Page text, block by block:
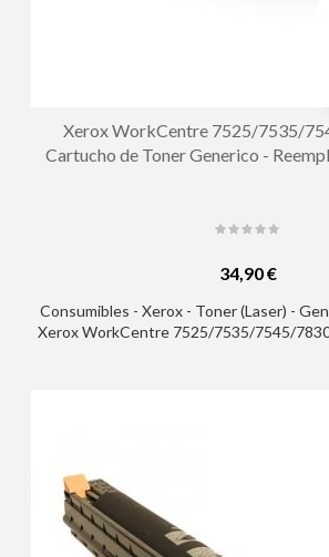
Xerox WorkCentre 7525/7535/
Cartucho de Toner Generico -
34,90 €
Consumibles - Xerox - Toner (Laser) -
Xerox WorkCentre 7525/7535/7545/